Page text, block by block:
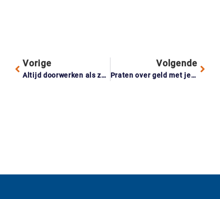
Vorige
Altijd doorwerken als zzp’er? Dit kost het je echt op de lange termijn
Volgende
Praten over geld met je ouders: zo regel je samen alles op tijd